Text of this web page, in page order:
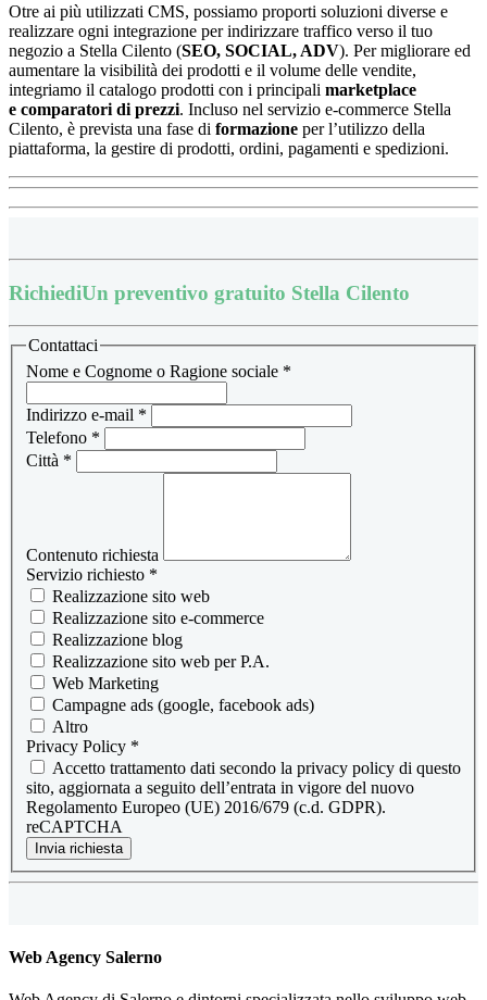
Otre ai più utilizzati CMS, possiamo proporti soluzioni diverse e
realizzare ogni integrazione per indirizzare traffico verso il tuo
negozio a Stella Cilento (SEO, SOCIAL, ADV). Per migliorare ed
aumentare la visibilità dei prodotti e il volume delle vendite,
integriamo il catalogo prodotti con i principali marketplace
e comparatori di prezzi. Incluso nel servizio e-commerce Stella
Cilento, è prevista una fase di formazione per l’utilizzo della
piattaforma, la gestire di prodotti, ordini, pagamenti e spedizioni.
RichiediUn preventivo gratuito Stella Cilento
Contattaci
Nome e Cognome o Ragione sociale *
Indirizzo e-mail *
Telefono *
Città *
Contenuto richiesta
Servizio richiesto *
Realizzazione sito web
Realizzazione sito e-commerce
Realizzazione blog
Realizzazione sito web per P.A.
Web Marketing
Campagne ads (google, facebook ads)
Altro
Privacy Policy *
Accetto trattamento dati secondo la privacy policy di questo
sito, aggiornata a seguito dell’entrata in vigore del nuovo
Regolamento Europeo (UE) 2016/679 (c.d. GDPR).
reCAPTCHA
Invia richiesta
Web Agency Salerno